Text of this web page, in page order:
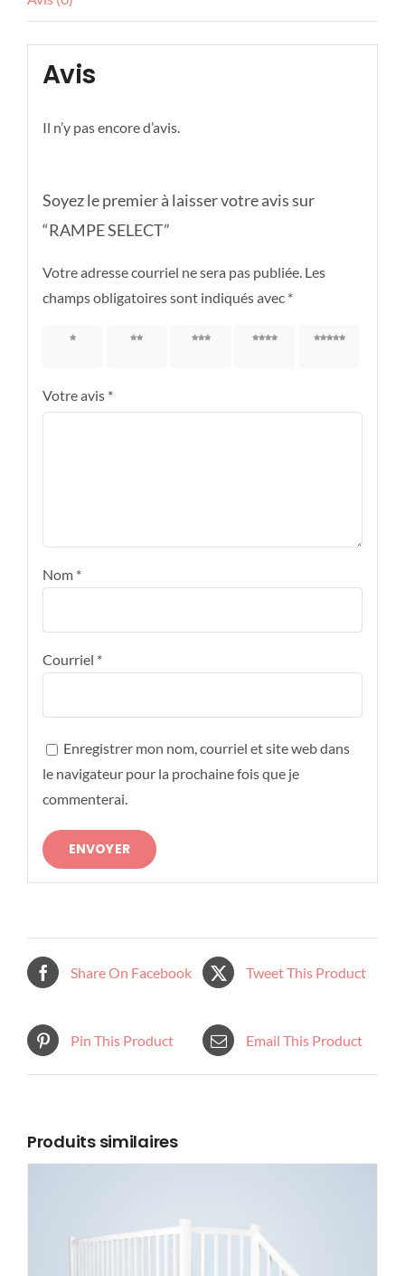
Avis
Il n’y pas encore d’avis.
Soyez le premier à laisser votre avis sur
“RAMPE SELECT”
Votre adresse courriel ne sera pas publiée. Les
champs obligatoires sont indiqués avec *
1 étoile
2 étoiles
3 étoiles
4 étoiles
5 étoiles
Votre avis *
Nom *
Courriel *
Enregistrer mon nom, courriel et site web dans
le navigateur pour la prochaine fois que je
commenterai.
Share On Facebook Tweet This Product
Pin This Product Email This Product
Produits similaires